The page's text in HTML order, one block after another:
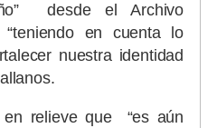
desde el Archivo
“teniendo en cuenta lo
nuestra identidad
relieve que “es aún